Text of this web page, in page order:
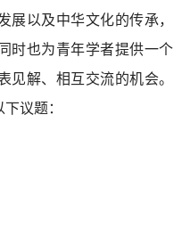
展以及中华文化的传承，
时也为青年学者提供一个
见解、相互交流的机会。
议题：